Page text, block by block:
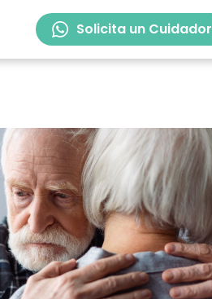
Solicita un Cuidador